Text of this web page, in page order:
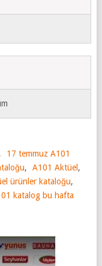
,
17 temmuz A101
, A101 Aktüel ,
ürünler kataloğu,
katalog bu hafta